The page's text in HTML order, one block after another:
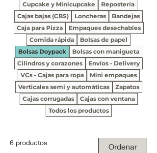
Cupcake y Minicupcake
Repostería
Cajas bajas (CBS)
Loncheras
Bandejas
Caja para Pizza
Empaques desechables
Comida rápida
Bolsas de papel
Bolsas Doypack
Bolsas con manigueta
Cilindros y corazones
Envíos - Delivery
VCs - Cajas para ropa
Mini empaques
Verticales semi y automáticas
Zapatos
Cajas corrugadas
Cajas con ventana
Todos los productos
6 productos Ordenar